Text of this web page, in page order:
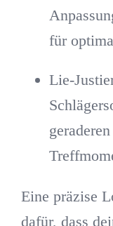
für
Lie-
Eine präzise
dafür, dass